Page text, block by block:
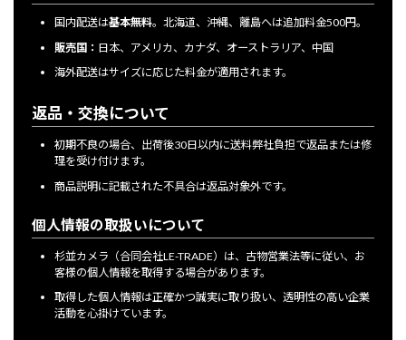
国内配送は基本無料。北海道、沖縄、離島へは追加料金500円。
販売国： 日本、アメリカ、カナダ、オーストラリア、中国
海外配送はサイズに応じた料金が適用されます。
返品・交換について
初期不良の場合、出荷後30日以内に送料弊社負担で返品または修
理を受け付けます。
商品説明に記載された不具合は返品対象外です。
個人情報の取扱いについて
杉並カメラ（合同会社LE-TRADE）は、古物営業法等に従い、お
客様の個人情報を取得する場合があります。
取得した個人情報は正確かつ誠実に取り扱い、透明性の高い企業
活動を心掛けています。